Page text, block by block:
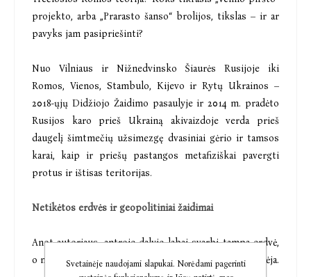
projekto, arba „Prarasto šanso“ brolijos, tikslas – ir ar
pavyks jam pasipriešinti?
Nuo Vilniaus ir Nižnedvinsko Šiaurės Rusijoje iki
Romos, Vienos, Stambulo, Kijevo ir Rytų Ukrainos –
2018-ųjų Didžiojo Žaidimo pasaulyje ir 2014 m. pradėto
Rusijos karo prieš Ukrainą akivaizdoje verda prieš
daugelį šimtmečių užsimezgę dvasiniai gėrio ir tamsos
karai, kaip ir priešų pastangos metafiziškai pavergti
protus ir ištisas teritorijas.
Netikėtos erdvės ir geopolitiniai žaidimai
Anot autoriaus, antroje dalyje labai svarbi tampa erdvė,
o miestų, kuriuose vyksta veiksmas, sąrašas dar pailgėja.
Svetainėje naudojami slapukai. Norėdami pagerinti